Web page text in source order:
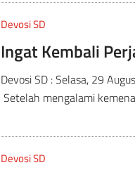
Devosi SD
Ingat Kembali
Devosi SD : Selasa, 29
Setelah mengalami
Devosi SD